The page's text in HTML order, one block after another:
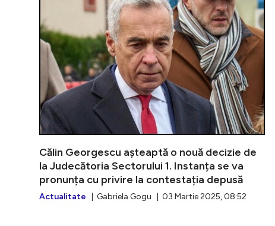
Călin Georgescu așteaptă o nouă decizie de
la Judecătoria Sectorului 1. Instanța se va
pronunța cu privire la contestația depusă
Actualitate | Gabriela Gogu | 03 Martie 2025, 08:52